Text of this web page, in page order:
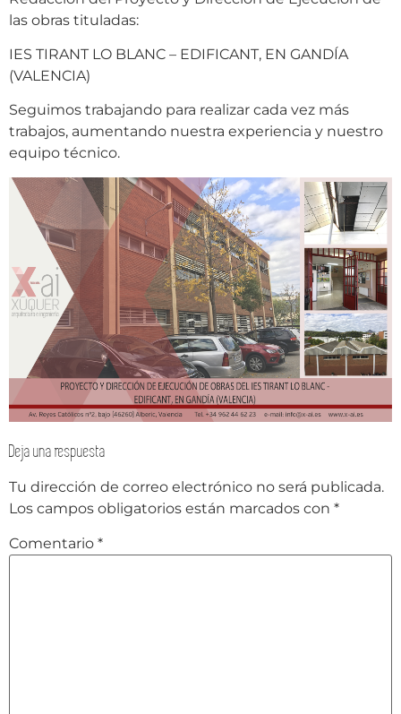
las obras tituladas:
IES TIRANT LO BLANC – EDIFICANT, EN GANDÍA
(VALENCIA)
Seguimos trabajando para realizar cada vez más
trabajos, aumentando nuestra experiencia y nuestro
equipo técnico.
Deja una respuesta
Tu dirección de correo electrónico no será publicada.
Los campos obligatorios están marcados con *
Comentario *